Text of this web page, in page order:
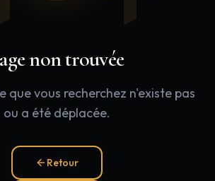
non trouvée
que vous recherchez n'existe pas
ou a été déplacée.
Retour